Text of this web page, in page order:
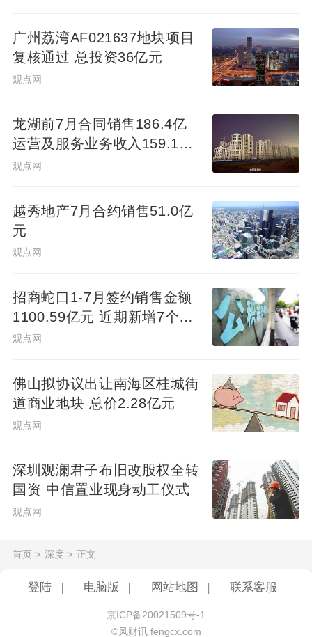
据中国经营报报道，与壹嘉建设签订合同的
甲方为成都紫盛云天建材有限公司，丙方为
悦翔川金产融(成都)有限公司[即上述声明中
目授权书”等关键文件，以取得供应商信任。
天眼查显示，紫盛云天建材为注册500万的小
关联，疑似代持注册。据时代财经报道，甲
方和丙方公司为关联方。
另外，中国银行(香
，并未参与南城都汇
凤凰网风财讯了解到，悦翔川金产融的实控
涉四川和福建两地民营老板资金，其号称的
承包项目复工、得到中行贷款等包装已经被
验伪。相关供应商等待各方回复已经耗费了
式争取合法权利，但大家都不知道诈骗案何
时能被定性、被处理。
广州荔湾AF021637地块项目
复核通过 总投资36亿元
观点网
龙湖前7月合同销售186.4亿
运营及服务业务收入159.1亿
元
观点网
越秀地产7月合约销售51.0亿
元
观点网
招商蛇口1-7月签约销售金额
1100.59亿元 近期新增7个项
目
观点网
佛山拟协议出让南海区桂城街
道商业地块 总价2.28亿元
观点网
深圳观澜君子布旧改股权全转
国资 中信置业现身动工仪式
观点网
首页 > 深度 > 正文
登陆 电脑版 网站地图 联系客服
京ICP备20021509号-1
©风财讯 fengcx.com